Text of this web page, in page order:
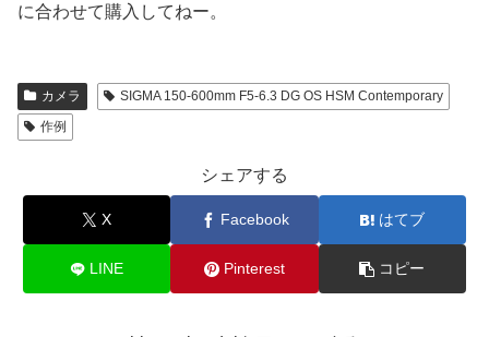
に合わせて購入してねー。
カメラ
SIGMA 150-600mm F5-6.3 DG OS HSM Contemporary
作例
シェアする
X Facebook はてブ
LINE Pinterest コピー